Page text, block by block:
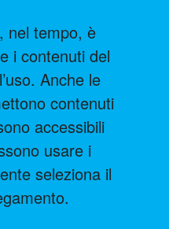
nel tempo, è
i contenuti del
Anche le
contenuti
accessibili
usare i
seleziona il